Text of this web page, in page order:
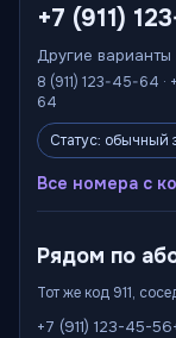
+7 (911)
Другие варианты
8 (911) 123-45-64 ·
64
Статус: обычный
Все номера с
Рядом по
Тот же код 911,
+7 (911) 123-45-56